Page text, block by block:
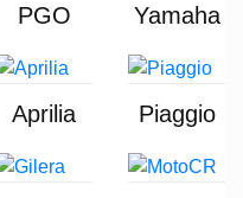
PGO Yamaha
Aprilia Piaggio